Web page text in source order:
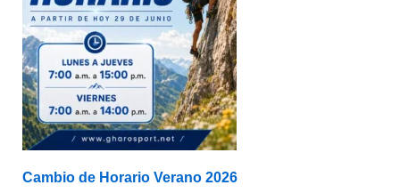
Cambio de Horario Verano 2026